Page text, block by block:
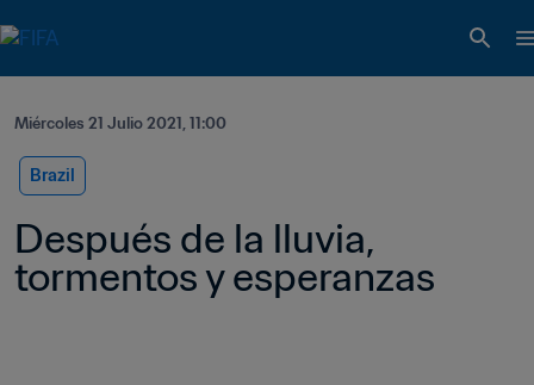
Miércoles 21 Julio 2021, 11:00
Brazil
Después de la lluvia,
tormentos y esperanzas